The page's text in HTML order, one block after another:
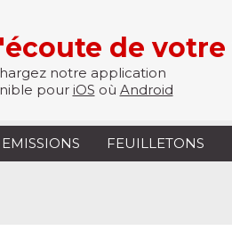
de votre
notre application
pour iOS où Android
EMISSIONS FEUILLETONS